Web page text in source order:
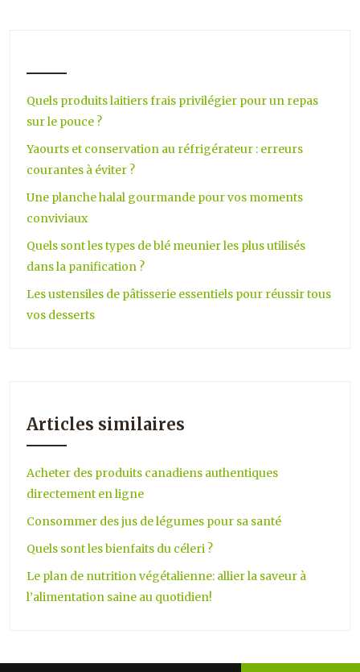
Quels produits laitiers frais privilégier pour un repas
sur le pouce ?
Yaourts et conservation au réfrigérateur : erreurs
courantes à éviter ?
Une planche halal gourmande pour vos moments
conviviaux
Quels sont les types de blé meunier les plus utilisés
dans la panification ?
Les ustensiles de pâtisserie essentiels pour réussir tous
vos desserts
Articles similaires
Acheter des produits canadiens authentiques
directement en ligne
Consommer des jus de légumes pour sa santé
Quels sont les bienfaits du céleri ?
Le plan de nutrition végétalienne: allier la saveur à
l’alimentation saine au quotidien!